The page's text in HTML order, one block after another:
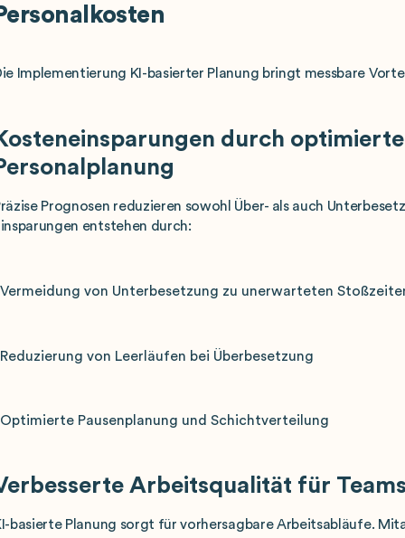
Implementierung KI-basierter Planung bringt messbare
durch optimierte
Prognosen reduzieren sowohl Über- als auch
entstehen durch:
Vermeidung von Unterbesetzung zu unerwarteten
Reduzierung von Leerläufen bei Überbesetzung
Optimierte Pausenplanung und Schichtverteilung
Arbeitsqualität für
basierte Planung sorgt für vorhersagbare Arbeitsabläufe.